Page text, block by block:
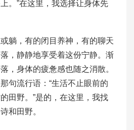
。”在这里，我选择让身体先
躺，有的闭目养神，有的聊天
，静静地享受着这份宁静。渐
，身体的疲惫感也随之消散。
句流行语：“生活不止眼前的
田野。”是的，在这里，我找
和田野。